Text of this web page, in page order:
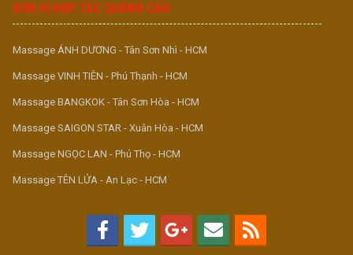
ĐƠN VỊ HỢP TÁC QUẢNG CÁO
Massage ÁNH DƯƠNG - Tân Sơn Nhì - HCM
Massage VINH TIÊN - Phú Thạnh - HCM
Massage BANGKOK - Tân Sơn Hòa - HCM
Massage SAIGON STAR - Xuân Hòa - HCM
Massage NGỌC LAN - Phú Thọ - HCM
Massage TÊN LỬA - An Lạc - HCM